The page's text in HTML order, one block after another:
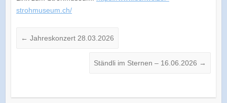
strohmuseum.ch/
← Jahreskonzert 28.03.2026
Ständli im Sternen – 16.06.2026 →